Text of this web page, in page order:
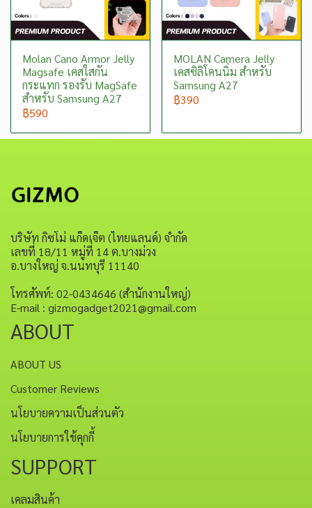
Molan Cano Armor Jelly
Magsafe เคสใสกัน
กระแทก รองรับ MagSafe
สำหรับ Samsung A27
฿590
MOLAN Camera Jelly
เคสซิลิโคนนิ่ม สำหรับ
Samsung A27
฿390
บริษัท กิซโม่ แก็ดเจ็ต (ไทยแลนด์) จำกัด
เลขที่ 18/11 หมู่ที่ 14 ต.บางม่วง
อ.บางใหญ่ จ.นนทบุรี 11140
โทรศัพท์: 02-0434646 (สำนักงานใหญ่)
E-mail : gizmogadget2021@gmail.com
ABOUT
ABOUT US
Customer Reviews
นโยบายความเป็นส่วนตัว
นโยบายการใช้คุกกี้
SUPPORT
เคลมสินค้า